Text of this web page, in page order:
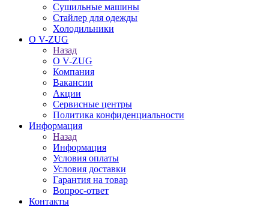
Сушильные машины
Стайлер для одежды
Холодильники
О V-ZUG
Назад
О V-ZUG
Компания
Вакансии
Акции
Сервисные центры
Политика конфиденциальности
Информация
Назад
Информация
Условия оплаты
Условия доставки
Гарантия на товар
Вопрос-ответ
Контакты